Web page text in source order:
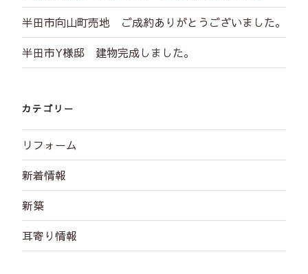
半田市向山町売地 ご成約ありがとうございました。
半田市Y様邸 建物完成しました。
カテゴリー
リフォーム
新着情報
新築
耳寄り情報